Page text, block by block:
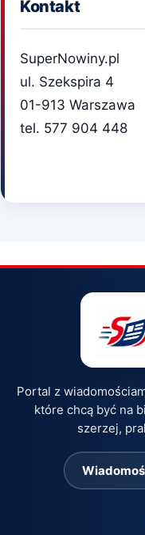
Kontakt
SuperNowiny.pl
ul. Szekspira 4
01-913 Warszawa
tel. 577 904 448
Portal z
które chcą być na
szerzej,